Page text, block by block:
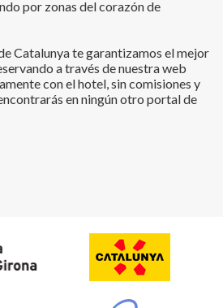
por zonas del corazón de
Catalunya te garantizamos el mejor
a través de nuestra web
con el hotel, sin comisiones y
en ningún otro portal de